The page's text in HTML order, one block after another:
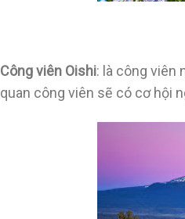
Công viên Oishi: là công viên
quan công viên sẽ có cơ hội